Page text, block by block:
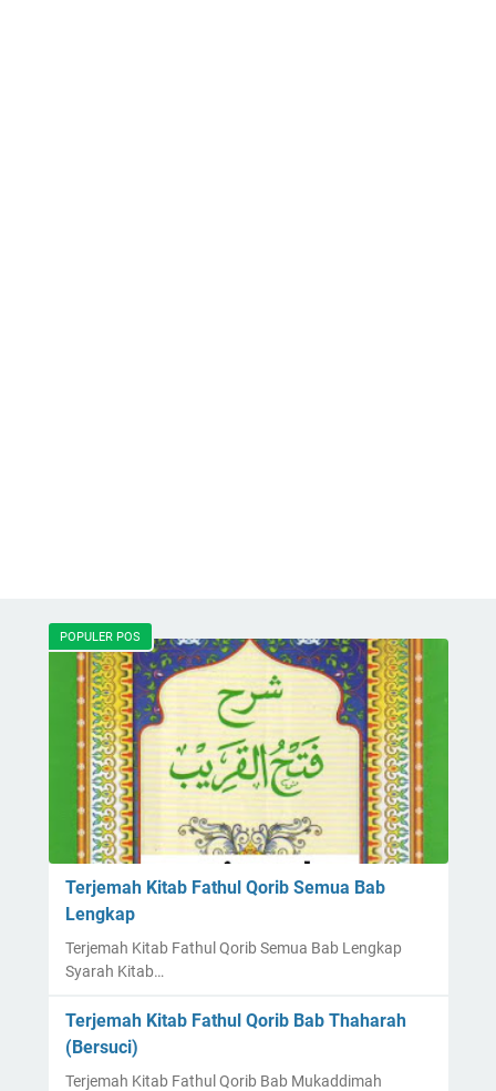
POPULER POS
Terjemah Kitab Fathul Qorib Semua Bab
Lengkap
Terjemah Kitab Fathul Qorib Semua Bab Lengkap
Syarah Kitab…
Terjemah Kitab Fathul Qorib Bab Thaharah
(Bersuci)
Terjemah Kitab Fathul Qorib Bab Mukaddimah